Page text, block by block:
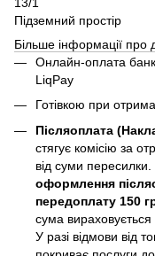
Підземний простір
Більше інформації про
Онлайн-оплата
LiqPay
Готівкою при
Післяоплата
стягує комісію за
від суми
оформлення
передоплату 150
сума вираховується
У разі відмови від